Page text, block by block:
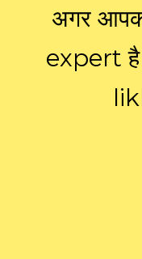
अगर
expert है